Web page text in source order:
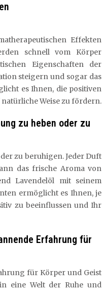
Effekten
schnell vom Körper
Eigenschaften der
steigern und sogar das
es Ihnen, die positiven
Weise zu fördern.
zu heben oder zu
zu beruhigen. Jeder Duft
das frische Aroma von
Lavendelöl mit seinem
ermöglicht es Ihnen, je
zu beeinflussen und Ihr
Erfahrung für
für Körper und Geist
eine Welt der Ruhe und